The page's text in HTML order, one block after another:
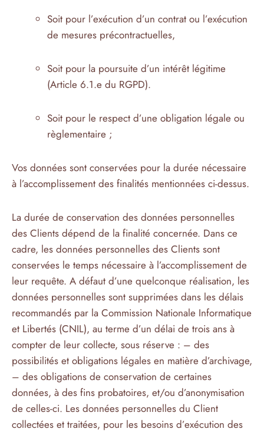
Soit pour l’exécution d’un contrat ou l’exécution
de mesures précontractuelles,
Soit pour la poursuite d’un intérêt légitime
(Article 6.1.e du RGPD).
Soit pour le respect d’une obligation légale ou
règlementaire ;
Vos données sont conservées pour la durée nécessaire
à l’accomplissement des finalités mentionnées ci-dessus.
La durée de conservation des données personnelles
des Clients dépend de la finalité concernée. Dans ce
cadre, les données personnelles des Clients sont
conservées le temps nécessaire à l’accomplissement de
leur requête. A défaut d’une quelconque réalisation, les
données personnelles sont supprimées dans les délais
recommandés par la Commission Nationale Informatique
et Libertés (CNIL), au terme d’un délai de trois ans à
compter de leur collecte, sous réserve : – des
possibilités et obligations légales en matière d’archivage,
– des obligations de conservation de certaines
données, à des fins probatoires, et/ou d’anonymisation
de celles-ci. Les données personnelles du Client
collectées et traitées, pour les besoins d’exécution des